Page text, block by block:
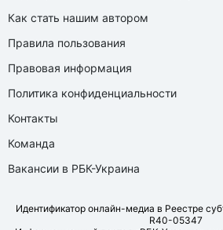
Как стать нашим автором
Правила пользования
Правовая информация
Политика конфиденциальности
Контакты
Команда
Вакансии в РБК-Украина
Идентификатор онлайн-медиа в Реестре
R40-05347